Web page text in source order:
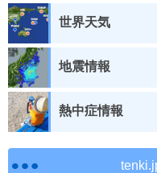
世界天気
地震情報
熱中症情報